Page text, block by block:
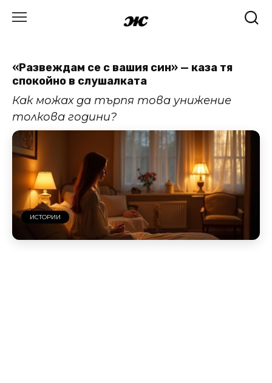
«Развеждам се с вашия син» — каза тя
спокойно в слушалката
Как можах да търпя това унижение
толкова години?
ИСТОРИИ